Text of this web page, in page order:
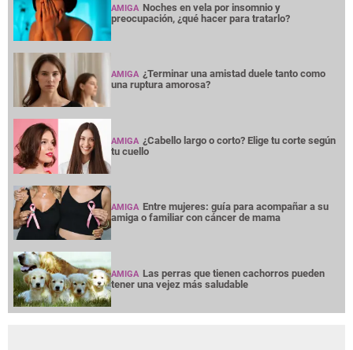
AMIGA Noches en vela por insomnio y
preocupación, ¿qué hacer para tratarlo?
AMIGA ¿Terminar una amistad duele tanto como
una ruptura amorosa?
AMIGA ¿Cabello largo o corto? Elige tu corte según
tu cuello
AMIGA Entre mujeres: guía para acompañar a su
amiga o familiar con cáncer de mama
AMIGA Las perras que tienen cachorros pueden
tener una vejez más saludable